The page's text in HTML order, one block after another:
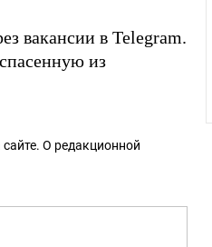
вакансии в Telegram.
спасенную из
сайте. О редакционной